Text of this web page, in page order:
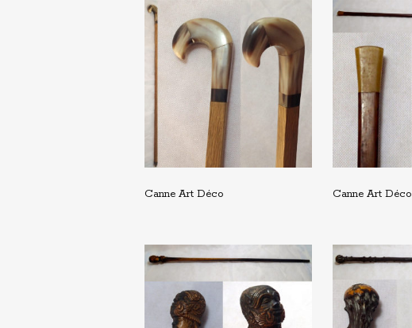
Canne Art Déco Canne Art Déco